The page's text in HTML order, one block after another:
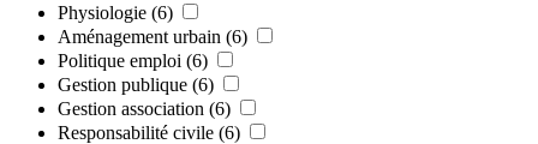
Physiologie (6)
Aménagement urbain (6)
Politique emploi (6)
Gestion publique (6)
Gestion association (6)
Responsabilité civile (6)